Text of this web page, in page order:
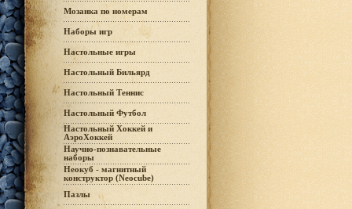
Мозаика по номерам
Наборы игр
Настольные игры
Настольный Бильярд
Настольный Теннис
Настольный Футбол
Настольный Хоккей и
АэроХоккей
Научно-познавательные
наборы
Неокуб - магнитный
конструктор (Neocube)
Пазлы